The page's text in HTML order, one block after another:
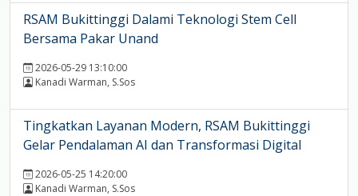
RSAM Bukittinggi Dalami Teknologi Stem Cell
Bersama Pakar Unand
2026-05-29 13:10:00
Kanadi Warman, S.Sos
Tingkatkan Layanan Modern, RSAM Bukittinggi
Gelar Pendalaman AI dan Transformasi Digital
2026-05-25 14:20:00
Kanadi Warman, S.Sos